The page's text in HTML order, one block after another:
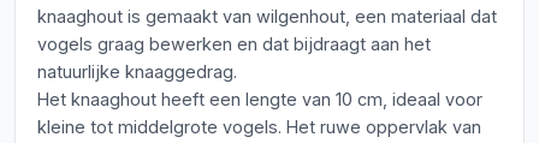
knaaghout is gemaakt van wilgenhout, een materiaal dat
vogels graag bewerken en dat bijdraagt aan het
natuurlijke knaaggedrag.
Het knaaghout heeft een lengte van 10 cm, ideaal voor
kleine tot middelgrote vogels. Het ruwe oppervlak van